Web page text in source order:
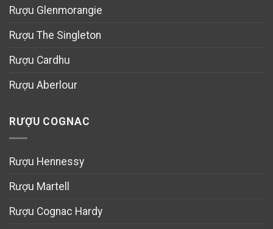
Rượu Glenmorangie
Rượu The Singleton
Rượu Cardhu
Rượu Aberlour
RƯỢU COGNAC
Rượu Hennessy
Rượu Martell
Rượu Cognac Hardy